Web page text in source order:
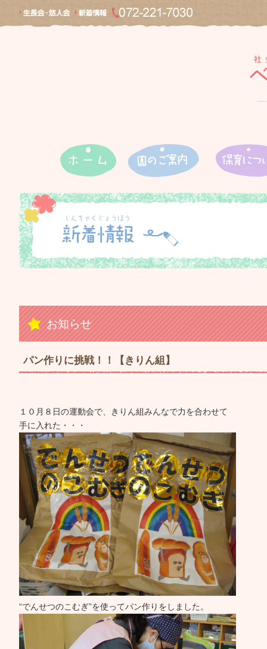
お知らせ
パン作りに挑戦！！【きりん組】
１０月８日の運動会で、きりん組みんなで力を合わせて
手に入れた・・・
“でんせつのこむぎ”を使ってパン作りをしました。